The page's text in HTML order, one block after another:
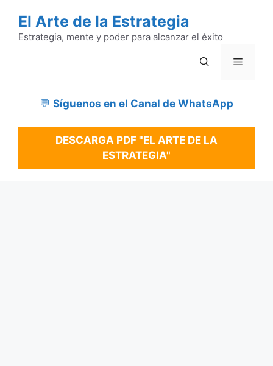
contenido
El Arte de la Estrategia
Estrategia, mente y poder para alcanzar el éxito
Menú
💬 Síguenos en el Canal de WhatsApp
DESCARGA PDF "EL ARTE DE LA
ESTRATEGIA"